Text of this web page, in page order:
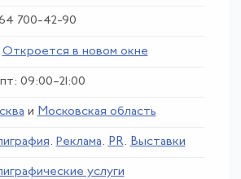
700-42-90
Откроется в новом окне
09:00–21:00
и Московская область
. Реклама. PR. Выставки
услуги